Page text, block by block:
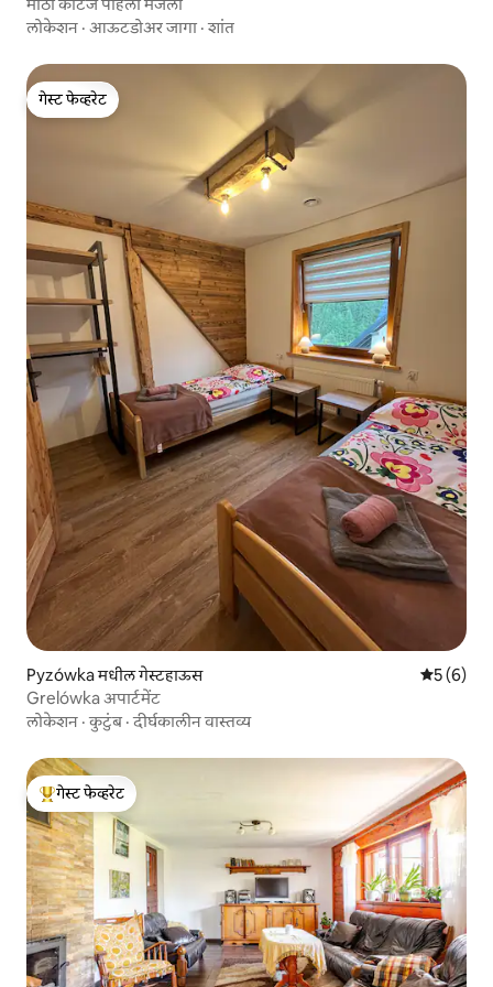
लोकेशन · आऊटडोअर जागा ·शांत
गेस्ट फेव्हरेट
गेस्ट फेव्हरेट
Pyzówka मधील गेस्टहाऊस 5 पैकी 5
5 (6)
Grelówka अपार्टमेंट
लोकेशन ·कुटुंब·दीर्घकालीन वास्तव्य
टॉप गेस्ट फेव्हरेट
गेस्ट फेव्हरेट